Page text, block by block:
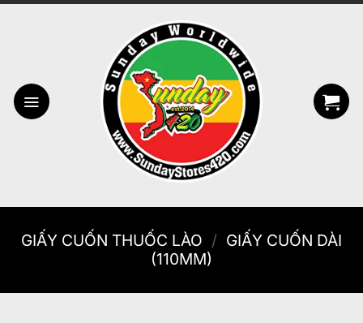
Bỏ
GIẤY CUỐN THUỐC LÀO / GIẤY CUỐN DÀI
(110MM)